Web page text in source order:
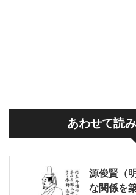
あわせて読
源俊賢（
な関係を